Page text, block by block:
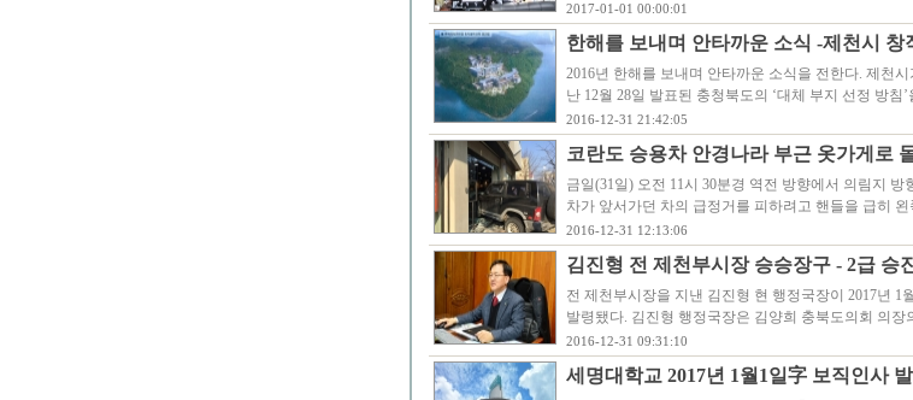
2017-01-01 00:00:01
한해를 보내며 안타까운 소식 -제천시
2016년 한해를 보내며 안타까운 소식을 전한다. 제천
난 12월 28일 발표된 충청북도의 ‘대체 부지 선정 방침
2016-12-31 21:42:05
코란도 승용차 안경나라 부근 옷가게로
금일(31일) 오전 11시 30분경 역전 방향에서 의림지
차가 앞서가던 차의 급정거를 피하려고 핸들을 급히
2016-12-31 12:13:06
김진형 전 제천부시장 승승장구 - 2급 승
전 제천부시장을 지낸 김진형 현 행정국장이 2017년 1
발령됐다. 김진형 행정국장은 김양희 충북도의회 의
2016-12-31 09:31:10
세명대학교 2017년 1월1일字 보직인사